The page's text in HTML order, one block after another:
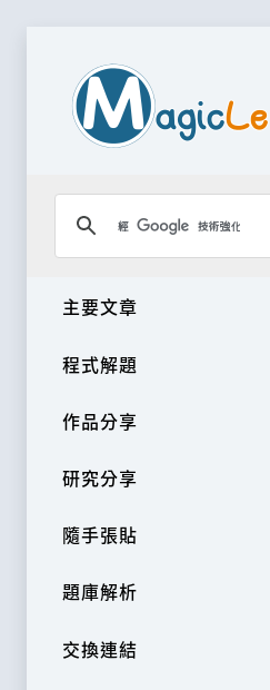
主要文章
程式解題
作品分享
研究分享
隨手張貼
題庫解析
交換連結